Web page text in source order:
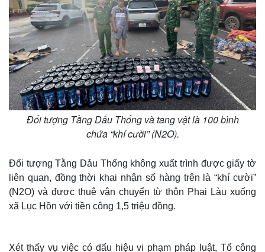
Đối tượng Tằng Dảu Thống và tang vật là 100 bình
chứa “khí cười” (N2O).
Đối tượng Tằng Dảu Thống không xuất trình được giấy tờ
liên quan, đồng thời khai nhận số hàng trên là “khí cười”
(N2O) và được thuê vận chuyển từ thôn Phai Làu xuống
xã Lục Hồn với tiền công 1,5 triệu đồng.
Xét thấy vụ việc có dấu hiệu vi phạm pháp luật, Tổ công